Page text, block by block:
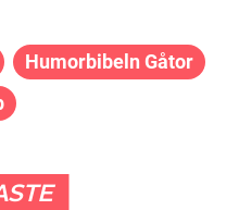
Humorbibeln Gåtor